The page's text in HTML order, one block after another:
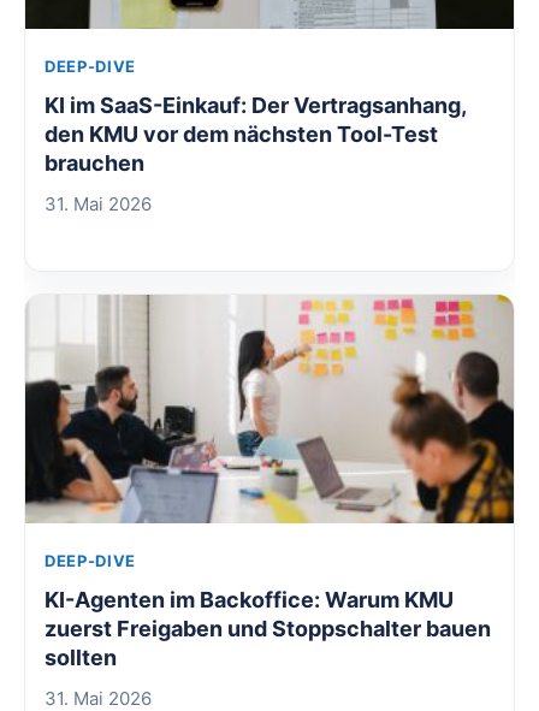
DEEP-DIVE
KI im SaaS-Einkauf: Der Vertragsanhang,
den KMU vor dem nächsten Tool-Test
brauchen
31. Mai 2026
DEEP-DIVE
KI-Agenten im Backoffice: Warum KMU
zuerst Freigaben und Stoppschalter bauen
sollten
31. Mai 2026